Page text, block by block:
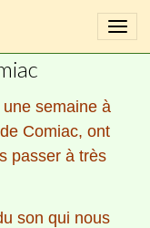
semaine à
Comiac, ont
passer à très
son qui nous